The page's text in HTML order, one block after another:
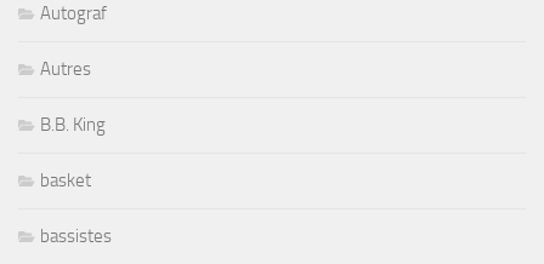
Autograf
Autres
B.B. King
basket
bassistes